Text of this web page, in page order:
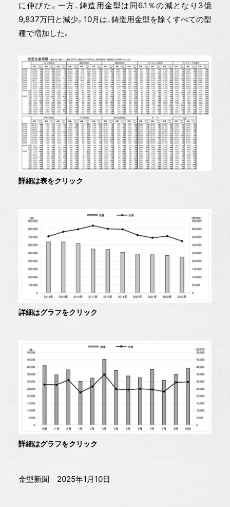
に伸びた。一方、鋳造用金型は同6.1％の減となり3億
9,837万円と減少。10月は、鋳造用金型を除くすべての型
種で増加した。
詳細は表をクリック
詳細はグラフをクリック
詳細はグラフをクリック
金型新聞 2025年1月10日